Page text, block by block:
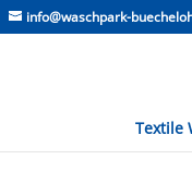
info@waschpark-
Textile